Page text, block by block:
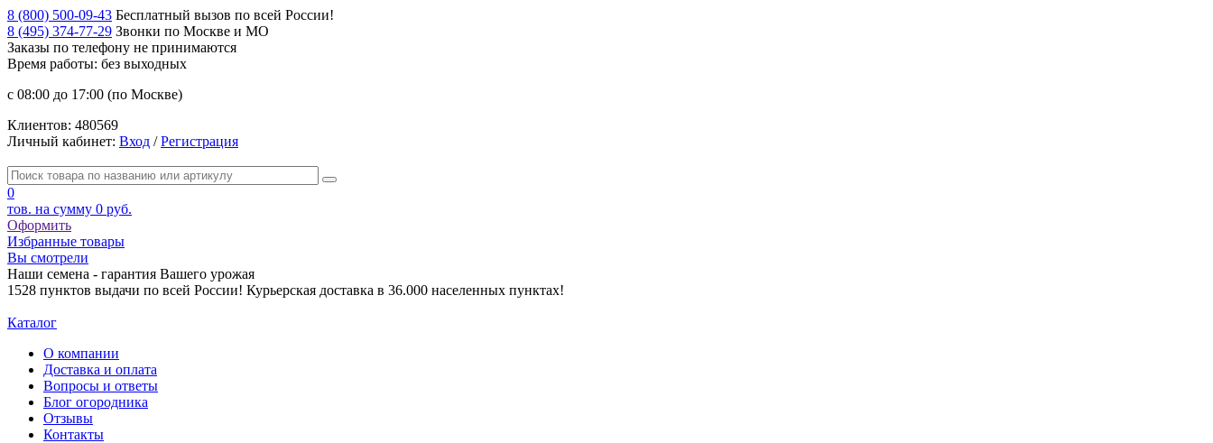
8 (800) 500-09-43 Бесплатный вызов по всей России!
8 (495) 374-77-29 Звонки по Москве и МО
Заказы по телефону не принимаются
Время работы: без выходных
с 08:00 до 17:00 (по Москве)
Клиентов: 480569
Личный кабинет: Вход /Регистрация
0
тов. на сумму 0 руб.
Оформить
Избранные товары
Вы смотрели
Наши семена - гарантия Вашего урожая
1528 пунктов выдачи по всей России! Курьерская доставка в 36.000 населенных пунктах!
Каталог
О компании
Доставка и оплата
Вопросы и ответы
Блог огородника
Отзывы
Контакты